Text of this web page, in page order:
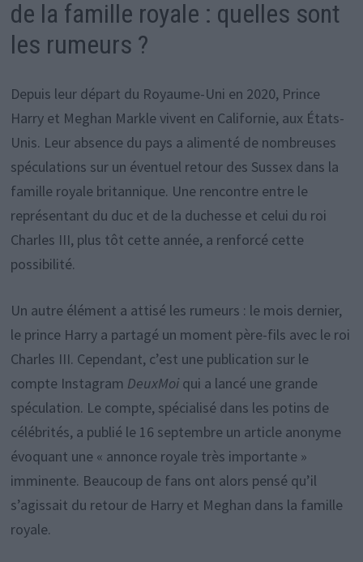
de la famille royale : quelles sont
les rumeurs ?
Depuis leur départ du Royaume-Uni en 2020, Prince
Harry et Meghan Markle vivent en Californie, aux États-
Unis. Leur absence du pays a alimenté de nombreuses
spéculations sur un éventuel retour des Sussex dans la
famille royale britannique. Une rencontre entre le
représentant du duc et de la duchesse et celui du roi
Charles III, plus tôt cette année, a renforcé cette
possibilité.
Un autre élément a attisé les rumeurs : le mois dernier,
le prince Harry a partagé un moment père-fils avec le roi
Charles III. Cependant, c’est une publication sur le
compte Instagram DeuxMoiqui a lancé une grande
spéculation. Le compte, spécialisé dans les potins de
célébrités, a publié le 16 septembre un article anonyme
évoquant une « annonce royale très importante »
imminente. Beaucoup de fans ont alors pensé qu’il
s’agissait du retour de Harry et Meghan dans la famille
royale.